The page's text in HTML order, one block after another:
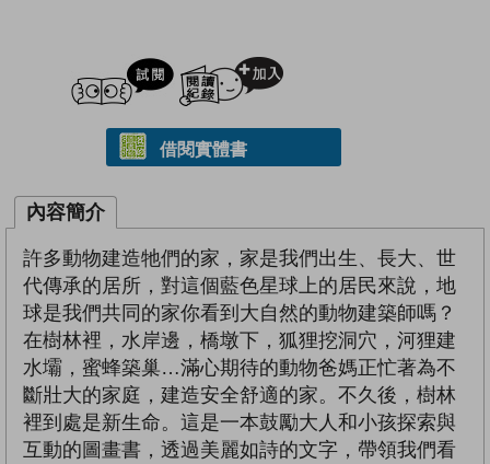
試閲
借閱實體書
內容簡介
許多動物建造牠們的家，家是我們出生、長大、世
代傳承的居所，對這個藍色星球上的居民來說，地
球是我們共同的家你看到大自然的動物建築師嗎？
在樹林裡，水岸邊，橋墩下，狐狸挖洞穴，河狸建
水壩，蜜蜂築巢…滿心期待的動物爸媽正忙著為不
斷壯大的家庭，建造安全舒適的家。不久後，樹林
裡到處是新生命。這是一本鼓勵大人和小孩探索與
互動的圖畫書，透過美麗如詩的文字，帶領我們看